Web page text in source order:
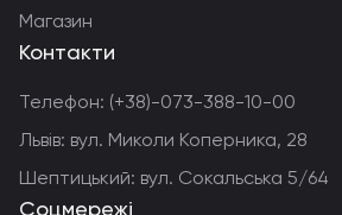
Магазин
Контакти
Телефон: (+38)-073-388-10-00
Львів: вул. Миколи Коперника, 28
Шептицький: вул. Сокальська 5/64
Соцмережі